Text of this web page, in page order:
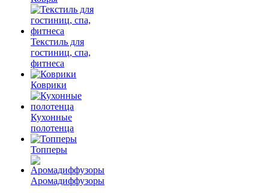
Текстиль для
гостиниц, спа,
фитнеса
Коврики
Кухонные
полотенца
Топперы
Аромадиффузоры